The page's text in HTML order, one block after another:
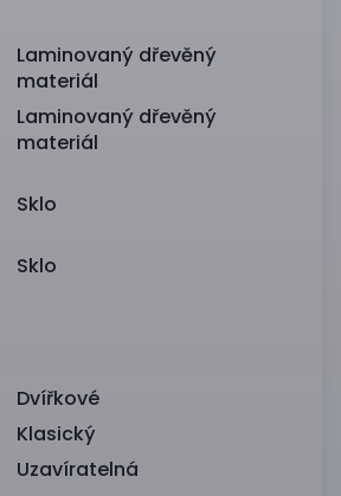
Laminovaný dřevěný
materiál
Laminovaný dřevěný
materiál
Sklo
Sklo
Dvířkové
Klasický
Uzavíratelná